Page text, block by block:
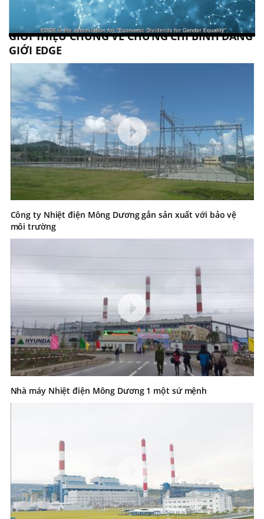
GIỚI THIỆU CHUNG VỀ CHỨNG CHỈ BÌNH ĐẲNG
GIỚI EDGE
Công ty Nhiệt điện Mông Dương gắn sản xuất với bảo vệ
môi trường
Nhà máy Nhiệt điện Mông Dương 1 một sứ mệnh